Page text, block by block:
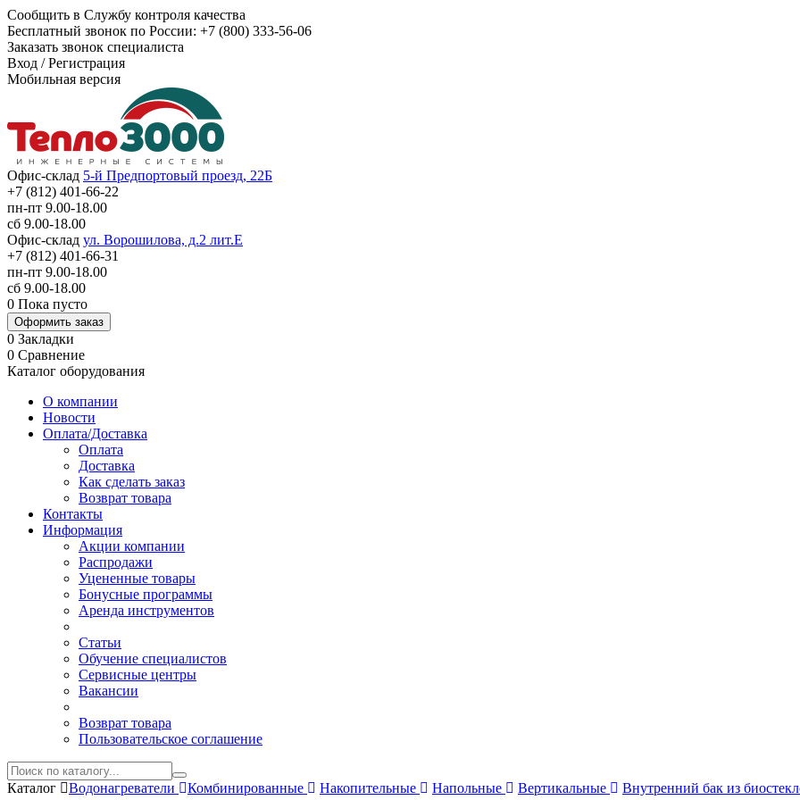
Сообщить в Службу контроля качества
Бесплатный звонок по России: +7 (800) 333-56-06
Заказать звонок специалиста
Вход /Регистрация
Мобильная версия
Офис-склад 5-й Предпортовый проезд, 22Б
+7 (812) 401-66-22
пн-пт 9.00-18.00
сб 9.00-18.00
Офис-склад ул. Ворошилова, д.2 лит.Е
+7 (812) 401-66-31
пн-пт 9.00-18.00
сб 9.00-18.00
0 Пока пусто
Оформить заказ
0 Закладки
0 Сравнение
Каталог оборудования
О компании
Новости
Оплата/Доставка
Оплата
Доставка
Как сделать заказ
Возврат товара
Контакты
Информация
Акции компании
Распродажи
Уцененные товары
Бонусные программы
Аренда инструментов
Статьи
Обучение специалистов
Сервисные центры
Вакансии
Возврат товара
Пользовательское соглашение
Каталог Водонагреватели Комбинированные Накопительные Напольные Вертикальные Внутренний бак из